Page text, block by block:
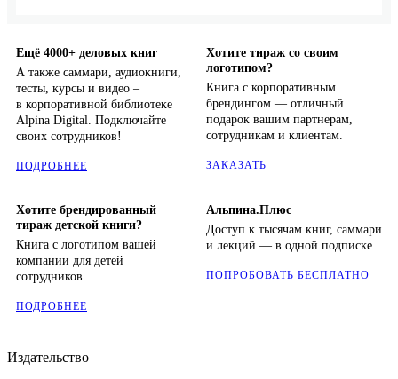
Ещё 4000+ деловых книг
А также саммари, аудиокниги,
тесты, курсы и видео –
в корпоративной библиотеке
Alpina Digital. Подключайте
своих сотрудников!
ПОДРОБНЕЕ
Хотите тираж со своим
логотипом?
Книга с корпоративным
брендингом — отличный
подарок вашим партнерам,
сотрудникам и клиентам.
ЗАКАЗАТЬ
Хотите брендированный
тираж детской книги?
Книга с логотипом вашей
компании для детей
сотрудников
ПОДРОБНЕЕ
Альпина.Плюс
Доступ к тысячам книг, саммари
и лекций — в одной подписке.
ПОПРОБОВАТЬ БЕСПЛАТНО
Издательство